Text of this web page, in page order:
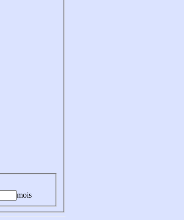
mois